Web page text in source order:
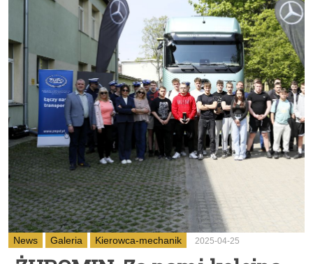
News Galeria Kierowca-mechanik 2025-04-25